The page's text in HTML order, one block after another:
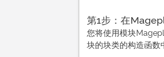
第1步：在
您将使用模块
块的块类的构造函数